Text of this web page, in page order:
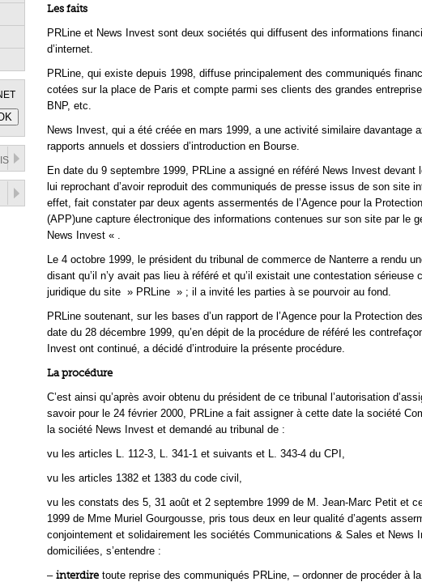
Les faits
PRLine et News Invest sont deux sociétés qui diffusent des informations
d’internet.
PRLine, qui existe depuis 1998, diffuse principalement des communiqués
cotées sur la place de Paris et compte parmi ses clients des grandes
BNP, etc.
News Invest, qui a été créée en mars 1999, a une activité similaire davantage
rapports annuels et dossiers d’introduction en Bourse.
En date du 9 septembre 1999, PRLine a assigné en référé News Invest devant
lui reprochant d’avoir reproduit des communiqués de presse issus de son site
effet, fait constater par deux agents assermentés de l’Agence pour la
(APP)une capture électronique des informations contenues sur son site par le
News Invest « .
Le 4 octobre 1999, le président du tribunal de commerce de Nanterre a rendu
disant qu’il n’y avait pas lieu à référé et qu’il existait une contestation sérieuse
juridique du site » PRLine » ; il a invité les parties à se pourvoir au fond.
PRLine soutenant, sur les bases d’un rapport de l’Agence pour la Protection
date du 28 décembre 1999, qu’en dépit de la procédure de référé les
Invest ont continué, a décidé d’introduire la présente procédure.
La procédure
C’est ainsi qu’après avoir obtenu du président de ce tribunal l’autorisation
savoir pour le 24 février 2000, PRLine a fait assigner à cette date la société
la société News Invest et demandé au tribunal de :
vu les articles L. 112-3, L. 341-1 et suivants et L. 343-4 du CPI,
vu les articles 1382 et 1383 du code civil,
vu les constats des 5, 31 août et 2 septembre 1999 de M. Jean-Marc Petit et
1999 de Mme Muriel Gourgousse, pris tous deux en leur qualité d’agents
conjointement et solidairement les sociétés Communications & Sales et News
domiciliées, s’entendre :
– interdire toute reprise des communiqués PRLine, – ordonner de procéder à